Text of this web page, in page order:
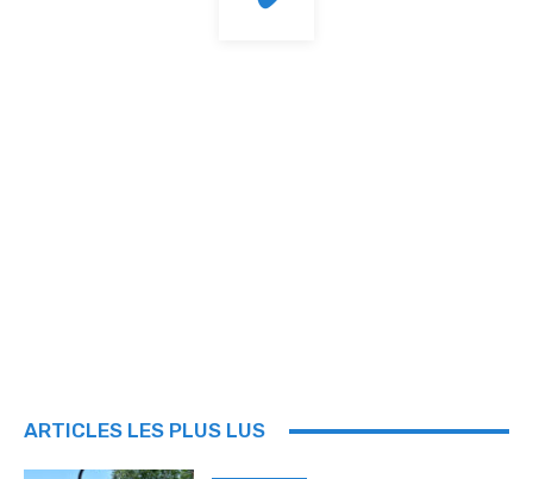
ARTICLES LES PLUS LUS